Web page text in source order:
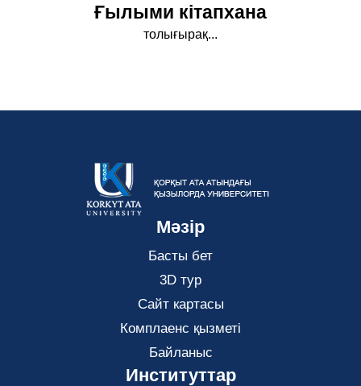
Ғылыми кітапхана
толығырақ...
Мәзір
Басты бет
3D тур
Сайт картасы
Комплаенс қызметі
Байланыс
Институттар